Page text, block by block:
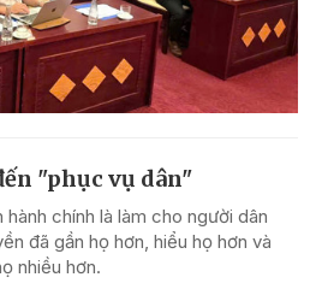
"phục vụ dân"
chính là làm cho người dân
đã gần họ hơn, hiểu họ hơn và
nhiều hơn.